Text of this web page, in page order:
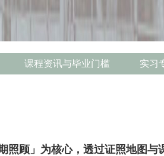
课程资讯与毕业门槛 实习
照顾」为核心，透过证照地图